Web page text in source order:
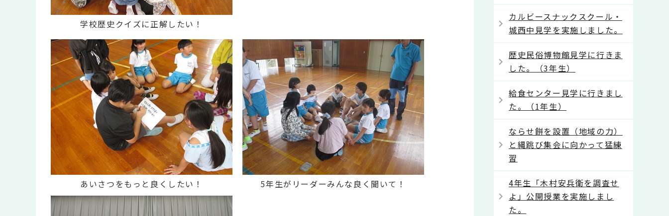
学校歴史クイズに正解したい！
あいさつをもっと良くしたい！ 5年生がリーダーみんな良く聞いて！
カルビースナックスクール・
城西中見学を実施しました。
歴史民俗博物館見学に行きま
した。（3年生）
給食センター見学に行きまし
た。（1年生）
ならせ餅を設置（地域の力）
と縄跳び集会に向かって猛練
習
4年生「木村安兵衛を調査せ
よ」公開授業を実施しまし
た。